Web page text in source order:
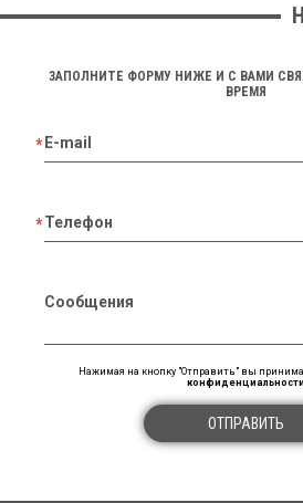
ЗАПОЛНИТЕ ФОРМУ НИЖЕ И С ВАМИ
ВРЕМЯ
E-mail
Телефон
Сообщения
Нажимая на кнопку "Отправить" вы
конфиденциальности
ОТПРАВИТЬ